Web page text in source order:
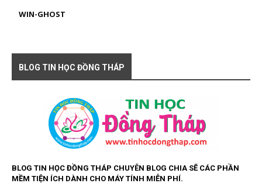
WIN-GHOST
BLOG TIN HỌC ĐỒNG THÁP
BLOG TIN HỌC ĐỒNG THÁP CHUYÊN BLOG CHIA SẼ CÁC PHẦN
MỀM TIỆN ÍCH DÀNH CHO MÁY TÍNH MIỄN PHÍ.